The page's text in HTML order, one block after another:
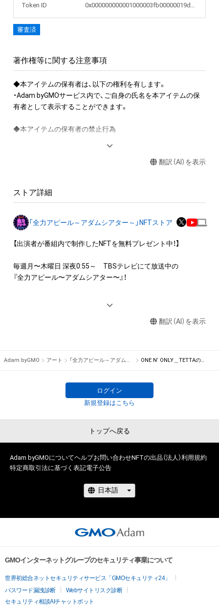
Token ID
0x000000000001000003fb00000019d685
審査済
著作権等に関する注意事項
◆本アイテムの保有者は、以下の権利を有します。
・Adam byGMOサービス内で、ご自身の氏名を本アイテムの保
有者として表示することができます。
◆本アイテムの保有者の禁止行為
◆本アイテムに関する注意事項
ロゴ等を含みますがこれらに限られません。)にかかる知的財産
権(著作権、特許権、実用新案権、商標権、意匠権その他の知的財
産権(それらの権利を取得し、又はそれらの権利につき登録等を
作権を有する方、著作隣接権の権利者またはその管理委託を受
けている者によって保護されています。そのため、本アイテム
・本アイテムの著作権を有する方、著作隣接権の権利者またはそ
の管理委託を受けている者からの事前の同意なしに、上記の「本
せん。)を行うことはできません。
に反する利用またはその恐れのある利用など、作成者が不適切
であると判断した場合、利用をお断りさせていただきます。
翻訳（AI）を表示
ストア詳細
「全力アピール～アダムシアター～」NFTストア
【出演者が番組内で制作したNFTを無料プレゼント中！】
毎週月〜木曜日 深夜0:55～　TBSテレビにて放送中の
『全力アピール〜アダムシアター〜』！
パフォーマンスや特技を、魂を込めて全力アピール！
株式会社MediBangを介して出品手続きをしており、
TBSテレビおよび番組は、NFTの出品に関わる手続き・権利には
翻訳（AI）を表示
Adam byGMO アート 「全力アピール～アダムシアター～」NFTストア ONE N’ ONLY＿TETTAの特別な風景画！
ログイン
新規登録はこちら
トップへ戻る
Adam byGMOについてヘルプお問い合わせNFTの出品（法人）利用規約
特定商取引法に基づく表記電子公告
GMOインターネットグループのセキュリティ事業について
世界初総合ネットセキュリティサービス「GMOセキュリティ24」
パスワード漏洩診断
Webサイトリスク診断
セキュリティ相談AIチャットボット